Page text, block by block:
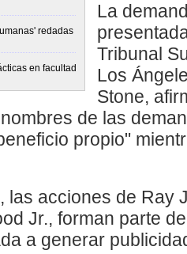
redadas
en facultad
La
Tribunal
Los
Stone,
de las
propio"
las acciones de Ray
Jr., forman parte
a generar